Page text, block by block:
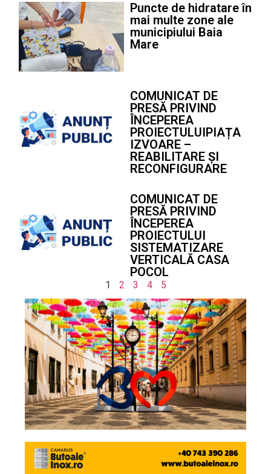
Puncte de hidratare în
mai multe zone ale
municipiului Baia
Mare
COMUNICAT DE
PRESĂ PRIVIND
ÎNCEPEREA
PROIECTULUIPIAȚA
IZVOARE –
REABILITARE ȘI
RECONFIGURARE
COMUNICAT DE
PRESĂ PRIVIND
ÎNCEPEREA
PROIECTULUI
SISTEMATIZARE
VERTICALĂ CASA
POCOL
1 2 3 4 5